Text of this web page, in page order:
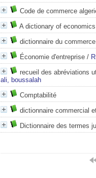
Code de commerce
A dictionary of
dictionnaire du
Économie d'entreprise /
recueil des abréviations
ali, boussalah
Comptabilité
dictionnaire commercial
Dictionnaire des termes